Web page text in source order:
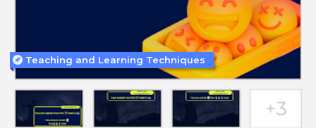
Teaching and Learning Techniques